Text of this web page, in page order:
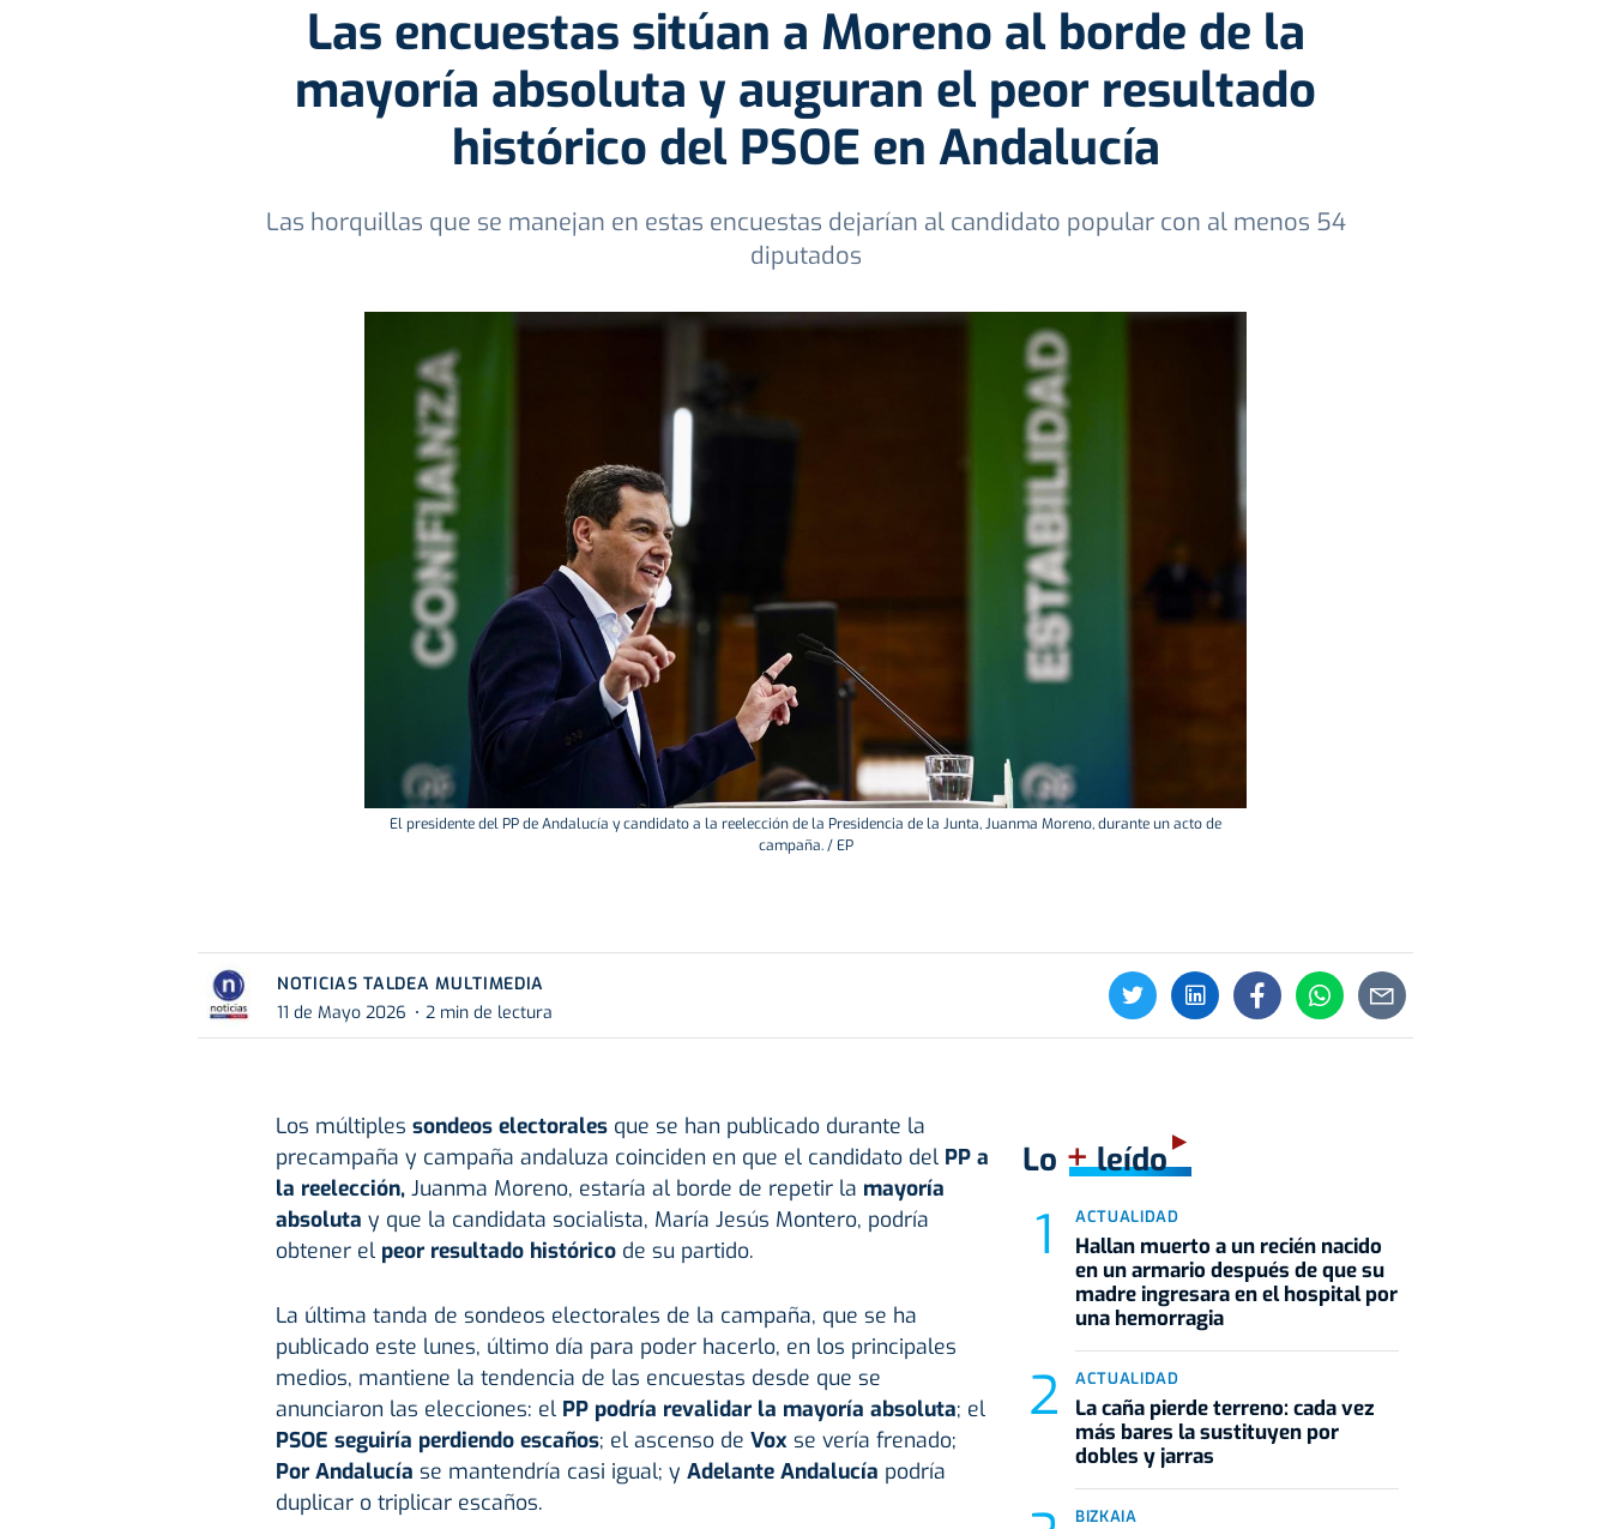
Las encuestas sitúan a Moreno al borde de la
mayoría absoluta y auguran el peor resultado
histórico del PSOE en Andalucía
Las horquillas que se manejan en estas encuestas dejarían al candidato popular con al menos 54
diputados
El presidente del PP de Andalucía y candidato a la reelección de la Presidencia de la Junta, Juanma Moreno, durante un acto de
campaña. / EP
NOTICIAS TALDEA MULTIMEDIA
11 de Mayo 2026
2 min de lectura
Los múltiples sondeos electoralesque se han publicado durante la
precampaña y campaña andaluza coinciden en que el candidato del PP a
la reelección, Juanma Moreno, estaría al borde de repetir la mayoría
absoluta y que la candidata socialista, María Jesús Montero, podría
obtener el peor resultado históricode su partido.
La última tanda de sondeos electorales de la campaña, que se ha
publicado este lunes, último día para poder hacerlo, en los principales
medios, mantiene la tendencia de las encuestas desde que se
anunciaron las elecciones: el PP podría revalidar la mayoría absoluta; el
PSOE seguiría perdiendo escaños; el ascenso de Voxse vería frenado;
Por Andalucía se mantendría casi igual; y Adelante Andalucía podría
duplicar o triplicar escaños.
Lo +leído
ACTUALIDAD
Hallan muerto a un recién nacido
en un armario después de que su
madre ingresara en el hospital por
una hemorragia
ACTUALIDAD
La caña pierde terreno: cada vez
más bares la sustituyen por
dobles y jarras
BIZKAIA